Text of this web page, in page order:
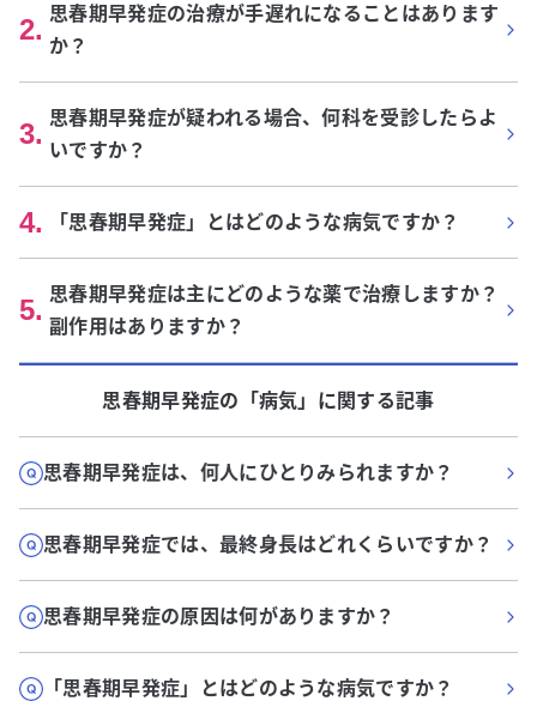
2. 思春期早発症の治療が手遅れになることはあります
か？
3. 思春期早発症が疑われる場合、何科を受診したらよ
いですか？
4. 「思春期早発症」とはどのような病気ですか？
5. 思春期早発症は主にどのような薬で治療しますか？
副作用はありますか？
思春期早発症の「病気」に関する記事
思春期早発症は、何人にひとりみられますか？
思春期早発症では、最終身長はどれくらいですか？
思春期早発症の原因は何がありますか？
「思春期早発症」とはどのような病気ですか？